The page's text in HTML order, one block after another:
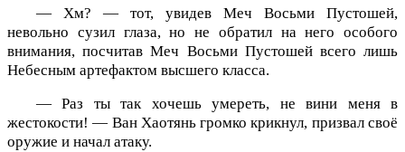
— Хм? — тот, увидев Меч Восьми Пустошей,
невольно сузил глаза, но не обратил на него особого
внимания, посчитав Меч Восьми Пустошей всего лишь
Небесным артефактом высшего класса.
— Раз ты так хочешь умереть, не вини меня в
жестокости! — Ван Хаотянь громко крикнул, призвал своё
оружие и начал атаку.